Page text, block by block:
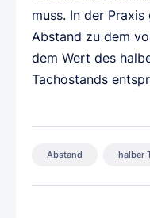
muss. In der
Abstand zu dem
dem Wert des
Tachostands
Abstand halber